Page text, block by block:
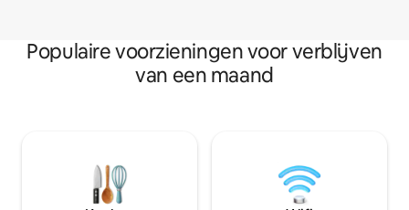
Populaire voorzieningen voor verblijven
van een maand